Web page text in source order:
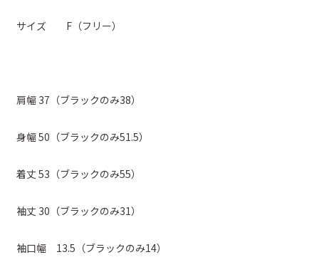
サイズ F（フリー）
肩幅 37（ブラックのみ38）
身幅 50（ブラックのみ51.5）
着丈 53（ブラックのみ55）
袖丈 30（ブラックのみ31）
袖口幅 13.5（ブラックのみ14）